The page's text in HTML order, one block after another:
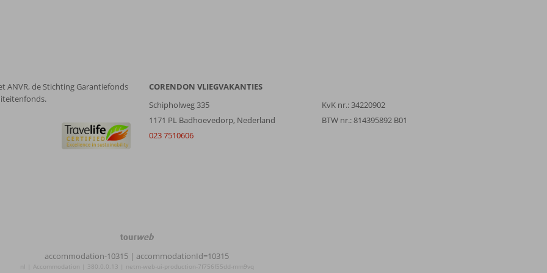
ANVR, de Stichting Garantiefonds
CORENDON VLIEGVAKANTIES
Schipholweg 335
1171 PL Badhoevedorp, Nederland
023 7510606
KvK nr.: 34220902
BTW nr.: 814395892 B01
TourWeb
NetMatch
accommodation-10315 | accommodationId=10315
nl | Accommodation | 380.0.0.13 | netm-web-ui-production-7f756f55dd-mm9vq